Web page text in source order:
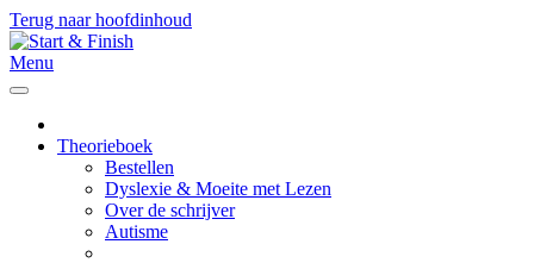
Terug naar hoofdinhoud
Menu
Theorieboek
Bestellen
Dyslexie & Moeite met Lezen
Over de schrijver
Autisme